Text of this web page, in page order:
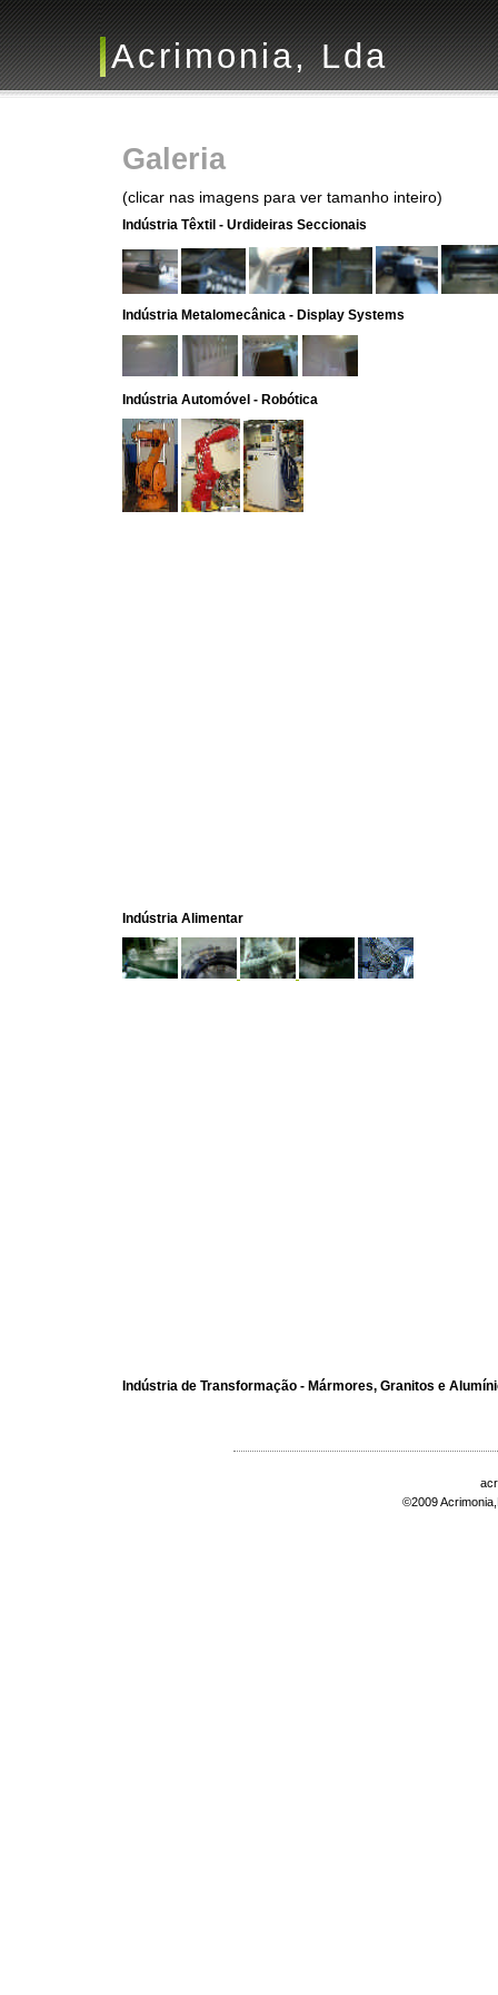
Acrimonia, Lda
Galeria
(clicar nas imagens para ver tamanho inteiro)
Indústria Têxtil - Urdideiras Seccionais
Indústria Metalomecânica - Display Systems
Indústria Automóvel - Robótica
Indústria Alimentar
Indústria de Transformação - Mármores, Granitos e
©2009